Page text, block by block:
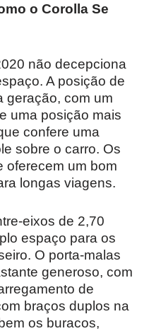
o Corolla Se
não decepciona
A posição de
geração, com um
uma posição mais
confere uma
sobre o carro. Os
oferecem um bom
longas viagens.
eixos de 2,70
espaço para os
O porta-malas
generoso, com
de
braços duplos na
os buracos,